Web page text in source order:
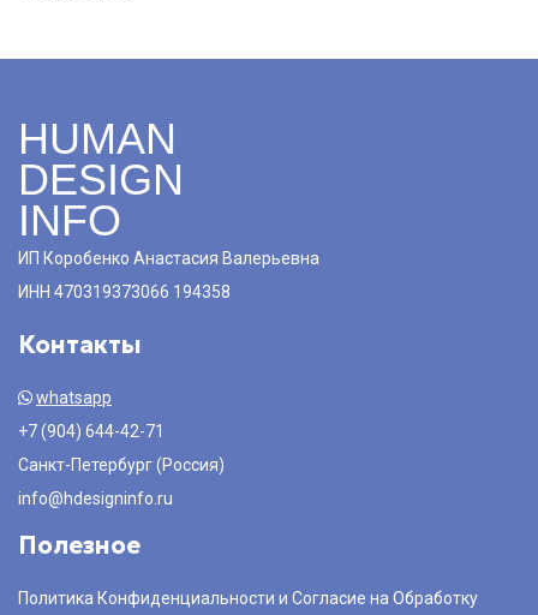
HUMAN
DESIGN
INFO
ИП Коробенко Анастасия Валерьевна
ИНН 470319373066 194358
Контакты
whatsapp
+7 (904) 644-42-71
Санкт-Петербург (Россия)
info@hdesigninfo.ru
Полезное
Политика Конфиденциальности и Согласие на Обработку